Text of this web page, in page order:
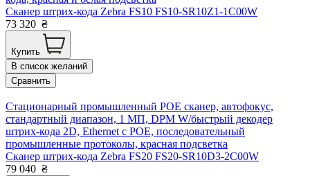
Сканер штрих-кода Zebra FS10 FS10-SR10Z1-1C00W
73 320 ₴
Купить
В список желаний
Сравнить
Стационарный промышленный POE сканер, автофокус,
стандартный диапазон, 1 МП, DPM W/быстрый декодер
штрих-кода 2D, Ethernet c POE, последовательный
промышленные протоколы, красная подсветка
Сканер штрих-кода Zebra FS20 FS20-SR10D3-2C00W
79 040 ₴